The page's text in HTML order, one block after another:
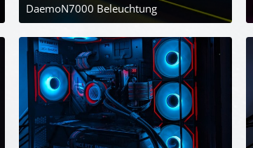
DaemoN7000 Beleuchtung
25. April 2024 um 21:08